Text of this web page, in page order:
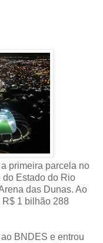
primeira parcela no
do Estado do Rio
das Dunas. Ao
R$ 1 bilhão 288
BNDES e entrou